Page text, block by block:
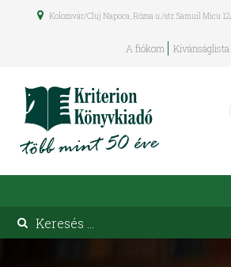
Kolozsvár/Cluj Napoca, Rózsa u./str. Samuil Micu
A fiókom Kívánságlista